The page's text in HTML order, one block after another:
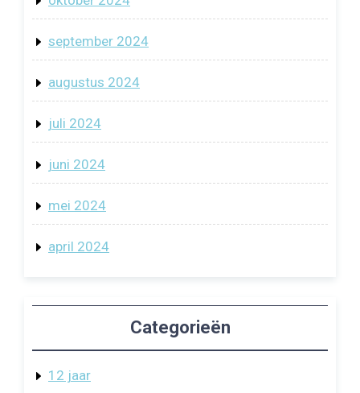
september 2024
augustus 2024
juli 2024
juni 2024
mei 2024
april 2024
Categorieën
12 jaar